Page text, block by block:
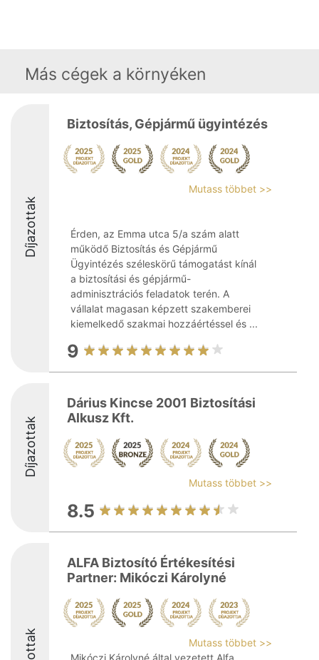
Más cégek a környéken
Díjazottak
Biztosítás, Gépjármű ügyintézés
Mutass többet >>
Érden, az Emma utca 5/a szám alatt
működő Biztosítás és Gépjármű
Ügyintézés széleskörű támogatást kínál
a biztosítási és gépjármű-
adminisztrációs feladatok terén. A
vállalat magasan képzett szakemberei
kiemelkedő szakmai hozzáértéssel és ...
9
Díjazottak
Dárius Kincse 2001 Biztosítási
Alkusz Kft.
Mutass többet >>
8.5
ALFA Biztosító Értékesítési
Partner: Mikóczi Károlyné
Mutass többet >>
Mikóczi Károlyné által vezetett Alfa